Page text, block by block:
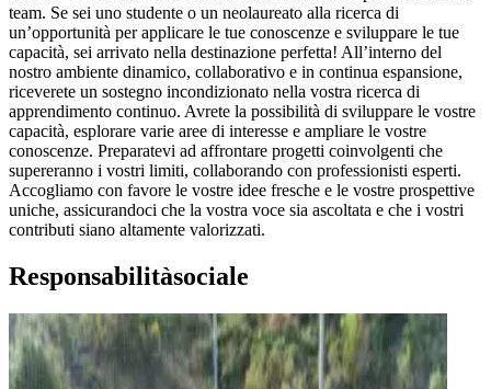
team. Se sei uno studente o un neolaureato alla ricerca di
un’opportunità per applicare le tue conoscenze e sviluppare le tue
capacità, sei arrivato nella destinazione perfetta! All’interno del
nostro ambiente dinamico, collaborativo e in continua espansione,
riceverete un sostegno incondizionato nella vostra ricerca di
apprendimento continuo. Avrete la possibilità di sviluppare le vostre
capacità, esplorare varie aree di interesse e ampliare le vostre
conoscenze. Preparatevi ad affrontare progetti coinvolgenti che
supereranno i vostri limiti, collaborando con professionisti esperti.
Accogliamo con favore le vostre idee fresche e le vostre prospettive
uniche, assicurandoci che la vostra voce sia ascoltata e che i vostri
contributi siano altamente valorizzati.
Responsabilitàsociale